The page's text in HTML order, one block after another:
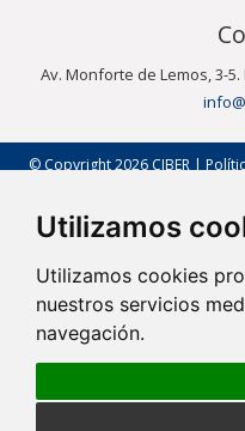
Utilizamos
Utilizamos cookies
nuestros servicios
navegación.
Av. Monforte de Lemos, 3-
© Copyright 2026 CIBER |